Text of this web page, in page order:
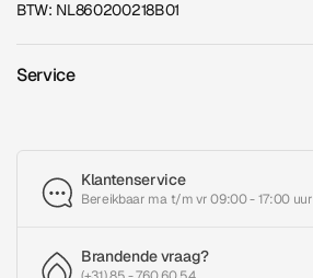
BTW: NL860200218B01
Service
Klantenservice
Bereikbaar ma t/m vr 09:00 - 17:00 uur
Brandende vraag?